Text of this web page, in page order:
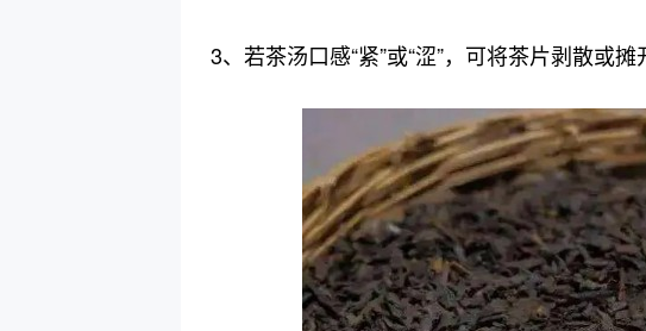
3、若茶汤口感“紧”或“涩”，可将茶片剥散或